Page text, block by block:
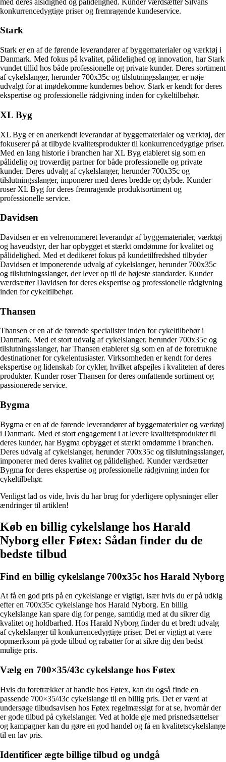
konkurrencedygtige priser og fremragende kundeservice.
Stark
Stark er en af de førende leverandører af byggematerialer og værktøj i
Danmark. Med fokus på kvalitet, pålidelighed og innovation, har Stark
vundet tillid hos både professionelle og private kunder. Deres sortiment
af cykelslanger, herunder 700x35c og tilslutningsslanger, er nøje
udvalgt for at imødekomme kundernes behov. Stark er kendt for deres
ekspertise og professionelle rådgivning inden for cykeltilbehør.
XL Byg
XL Byg er en anerkendt leverandør af byggematerialer og værktøj, der
fokuserer på at tilbyde kvalitetsprodukter til konkurrencedygtige priser.
Med en lang historie i branchen har XL Byg etableret sig som en
pålidelig og troværdig partner for både professionelle og private
kunder. Deres udvalg af cykelslanger, herunder 700x35c og
tilslutningsslanger, imponerer med deres bredde og dybde. Kunder
roser XL Byg for deres fremragende produktsortiment og
professionelle service.
Davidsen
Davidsen er en velrenommeret leverandør af byggematerialer, værktøj
og haveudstyr, der har opbygget et stærkt omdømme for kvalitet og
pålidelighed. Med et dedikeret fokus på kundetilfredshed tilbyder
Davidsen et imponerende udvalg af cykelslanger, herunder 700x35c
og tilslutningsslanger, der lever op til de højeste standarder. Kunder
værdsætter Davidsen for deres ekspertise og professionelle rådgivning
inden for cykeltilbehør.
Thansen
Thansen er en af de førende specialister inden for cykeltilbehør i
Danmark. Med et stort udvalg af cykelslanger, herunder 700x35c og
tilslutningsslanger, har Thansen etableret sig som en af de foretrukne
destinationer for cykelentusiaster. Virksomheden er kendt for deres
ekspertise og lidenskab for cykler, hvilket afspejles i kvaliteten af deres
produkter. Kunder roser Thansen for deres omfattende sortiment og
passionerede service.
Bygma
Bygma er en af de førende leverandører af byggematerialer og værktøj
i Danmark. Med et stort engagement i at levere kvalitetsprodukter til
deres kunder, har Bygma opbygget et stærkt omdømme i branchen.
Deres udvalg af cykelslanger, herunder 700x35c og tilslutningsslanger,
imponerer med deres kvalitet og pålidelighed. Kunder værdsætter
Bygma for deres ekspertise og professionelle rådgivning inden for
cykeltilbehør.
Venligst lad os vide, hvis du har brug for yderligere oplysninger eller
ændringer til artiklen!
Køb en billig cykelslange hos Harald
Nyborg eller Føtex: Sådan finder du de
bedste tilbud
Find en billig cykelslange 700x35c hos Harald Nyborg
At få en god pris på en cykelslange er vigtigt, især hvis du er på udkig
efter en 700x35c cykelslange hos Harald Nyborg. En billig
cykelslange kan spare dig for penge, samtidig med at du sikrer dig
kvalitet og holdbarhed. Hos Harald Nyborg finder du et bredt udvalg
af cykelslanger til konkurrencedygtige priser. Det er vigtigt at være
opmærksom på gode tilbud og rabatter for at sikre dig den bedst
mulige pris.
Vælg en 700×35/43c cykelslange hos Føtex
Hvis du foretrækker at handle hos Føtex, kan du også finde en
passende 700×35/43c cykelslange til en billig pris. Det er værd at
undersøge tilbudsavisen hos Føtex regelmæssigt for at se, hvornår der
er gode tilbud på cykelslanger. Ved at holde øje med prisnedsættelser
og kampagner kan du gøre en god handel og få en kvalitetscykelslange
til en lav pris.
Identificer ægte billige tilbud og undgå